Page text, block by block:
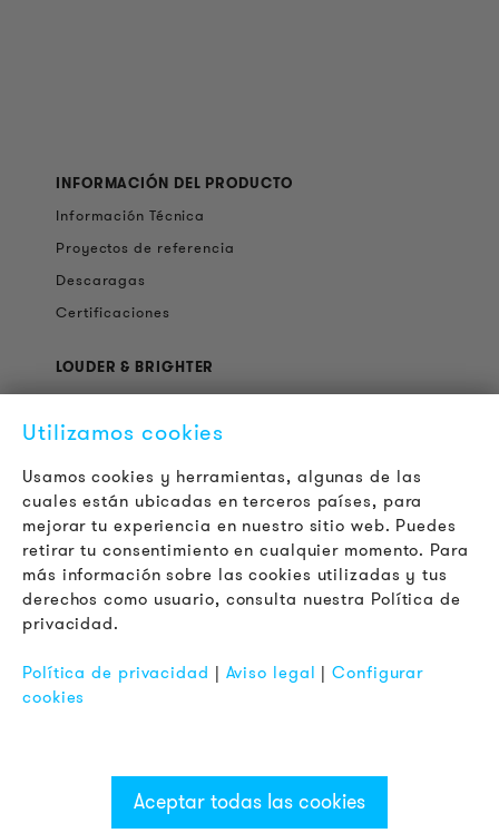
INFORMACIÓN DEL PRODUCTO
Información Técnica
Proyectos de referencia
Descaragas
Certificaciones
LOUDER & BRIGHTER
Acerca de la empresa
Contacto
Boletín
LEGAL
Terminos y Condiciones Generales
Aviso de Privacidad
FAQ
Utilizamos cookies
Usamos cookies y herramientas, algunas de las
cuales están ubicadas en terceros países, para
mejorar tu experiencia en nuestro sitio web. Puedes
retirar tu consentimiento en cualquier momento. Para
más información sobre las cookies utilizadas y tus
derechos como usuario, consulta nuestra Política de
privacidad.
Política de privacidad | Aviso legal |Configurar
cookies
Aceptar todas las cookies